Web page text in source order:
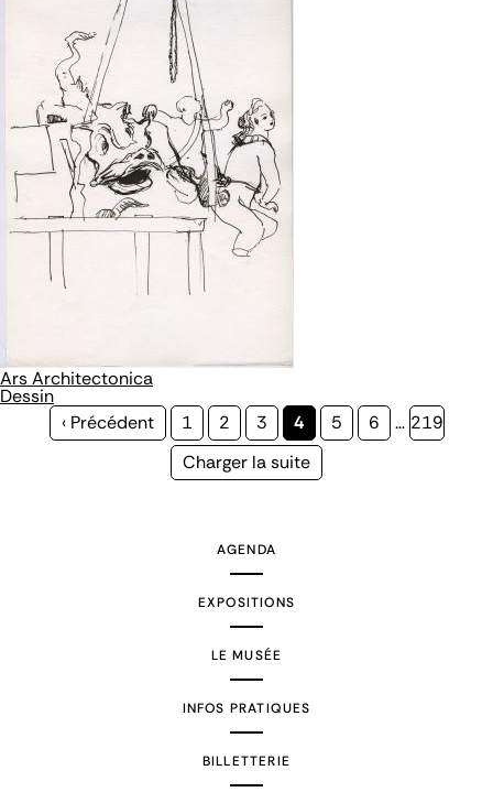
Ars Architectonica
Dessin
Page
‹ Précédent Page
1 Page
2 Page
3
Page
courante
4 Page
5 Page
6 … Page
219
Page
Charger la suite
AGENDA
EXPOSITIONS
LE MUSÉE
INFOS PRATIQUES
BILLETTERIE